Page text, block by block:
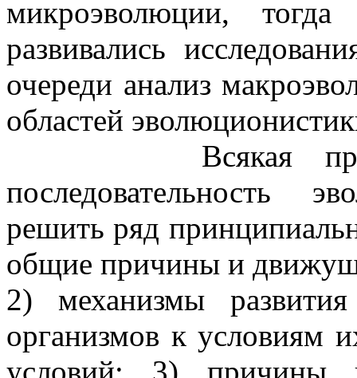
микроэволюции,
развивались
очереди анализ
областей
Всякая
последовательность
решить ряд
общие причины и
2) механизмы
организмов к условиям
условий; 3) причины